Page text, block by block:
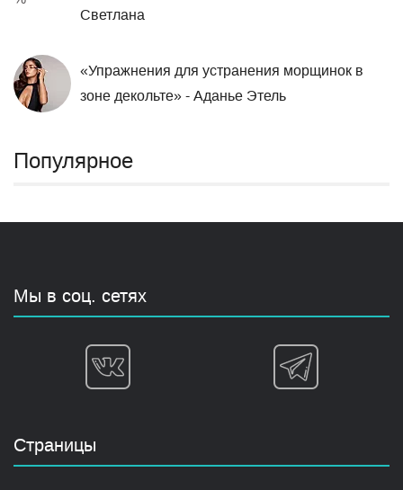
Светлана
«Упражнения для устранения морщинок в
зоне декольте» - Аданье Этель
Популярное
Мы в соц. сетях
Страницы